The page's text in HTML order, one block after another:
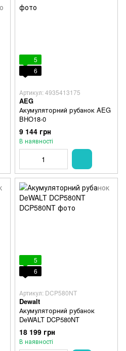
5
6
Артикул: 4935413175
AEG
Акумуляторний рубанок AEG
BHO18-0
9 144 грн
В наявності
5
6
Артикул: DCP580NT
Dewalt
Акумуляторний рубанок
DeWALT DCP580NT
18 199 грн
В наявності